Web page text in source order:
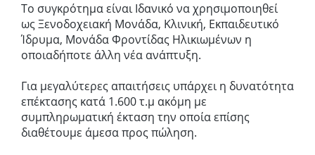
Το συγκρότημα είναι Ιδανικό να χρησιμοποιηθεί
ως Ξενοδοχειακή Μονάδα, Κλινική, Εκπαιδευτικό
Ίδρυμα, Μονάδα Φροντίδας Ηλικιωμένων η
οποιαδήποτε άλλη νέα ανάπτυξη.
Για μεγαλύτερες απαιτήσεις υπάρχει η δυνατότητα
επέκτασης κατά 1.600 τ.μ ακόμη με
συμπληρωματική έκταση την οποία επίσης
διαθέτουμε άμεσα προς πώληση.